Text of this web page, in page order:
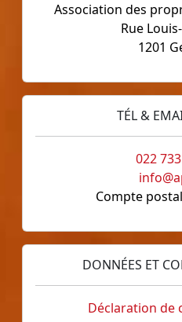
Association des
Rue
1201
TÉL &
022
Compte
DONNÉES ET
Déclaration de